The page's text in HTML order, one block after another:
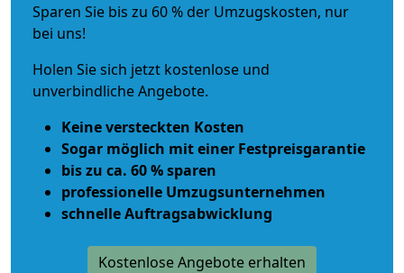
Sparen Sie bis zu 60 % der Umzugskosten, nur
bei uns!
Holen Sie sich jetzt kostenlose und
unverbindliche Angebote.
Keine versteckten Kosten
Sogar möglich mit einer Festpreisgarantie
bis zu ca. 60 % sparen
professionelle Umzugsunternehmen
schnelle Auftragsabwicklung
Kostenlose Angebote erhalten